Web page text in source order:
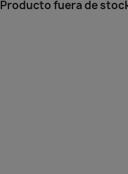
Producto fuera de